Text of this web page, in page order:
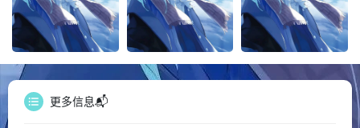
更多信息📬